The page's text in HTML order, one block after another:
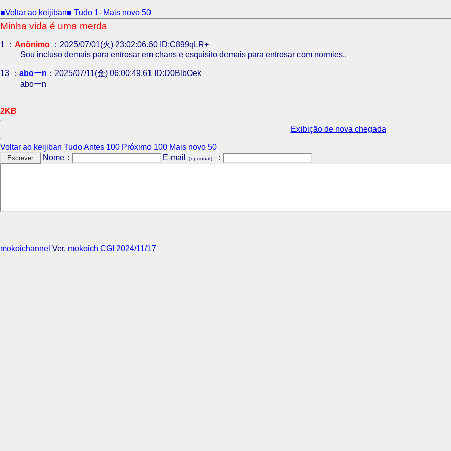
■Voltar ao keijiban■ Tudo 1- Mais novo 50
Minha vida é uma merda
1 ： Anônimo
：2025/07/01(火) 23:02:06.60 ID:C899qLR+
Sou incluso demais para entrosar em chans e esquisito demais para entrosar com normies..
13 ： aboーn ：2025/07/11(金) 06:00:49.61 ID:D0BlbOek
aboーn
2KB
Exibição de nova chegada
Voltar ao keijiban TudoAntes 100 Próximo 100 Mais novo 50
Nome：
E-mail （opcional） ：
mokoichannel Ver. mokoich CGI 2024/11/17